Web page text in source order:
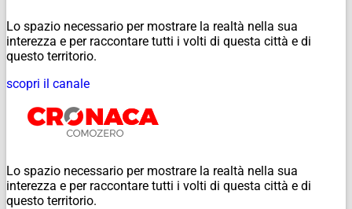
Lo spazio necessario per mostrare la realtà nella sua
interezza e per raccontare tutti i volti di questa città e di
questo territorio.
scopri il canale
Lo spazio necessario per mostrare la realtà nella sua
interezza e per raccontare tutti i volti di questa città e di
questo territorio.